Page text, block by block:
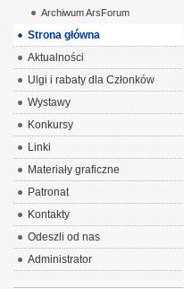
Archiwum ArsForum
Strona główna
Aktualności
Ulgi i rabaty dla Członków
Wystawy
Konkursy
Linki
Materiały graficzne
Patronat
Kontakty
Odeszli od nas
Administrator